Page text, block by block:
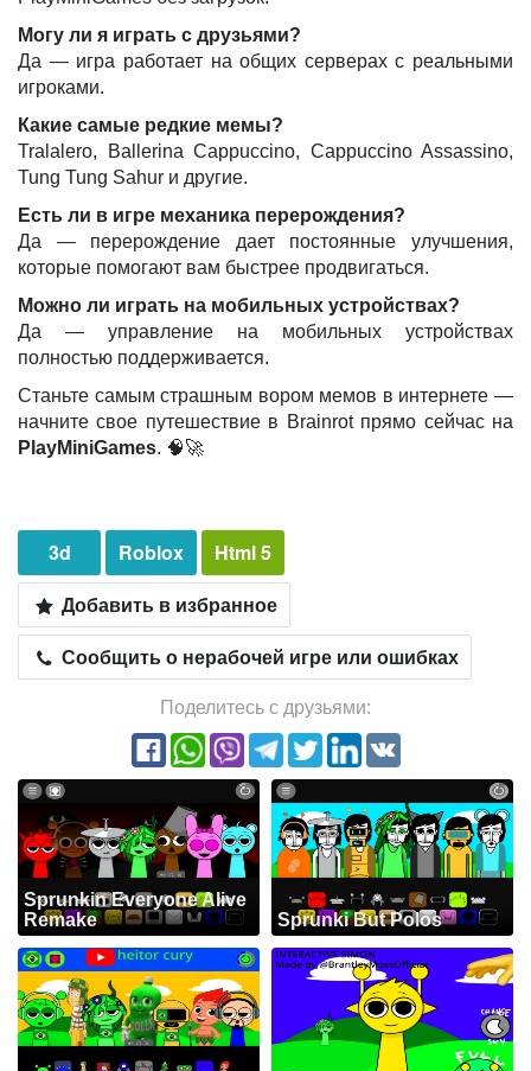
Могу ли я играть с друзьями?
Да — игра работает на общих серверах с реальными
игроками.
Какие самые редкие мемы?
Tralalero, Ballerina Cappuccino, Cappuccino Assassino,
Tung Tung Sahur и другие.
Есть ли в игре механика перерождения?
Да — перерождение дает постоянные улучшения,
которые помогают вам быстрее продвигаться.
Можно ли играть на мобильных устройствах?
Да — управление на мобильных устройствах
полностью поддерживается.
Станьте самым страшным вором мемов в интернете —
начните свое путешествие в Brainrot прямо сейчас на
PlayMiniGames. 🧠🚀
3d Roblox
Html 5
Добавить в избранное
Сообщить о нерабочей игре или ошибках
Поделитесь с друзьями:
Sprunkin Everyone Alive
Remake
Sprunki But Polos